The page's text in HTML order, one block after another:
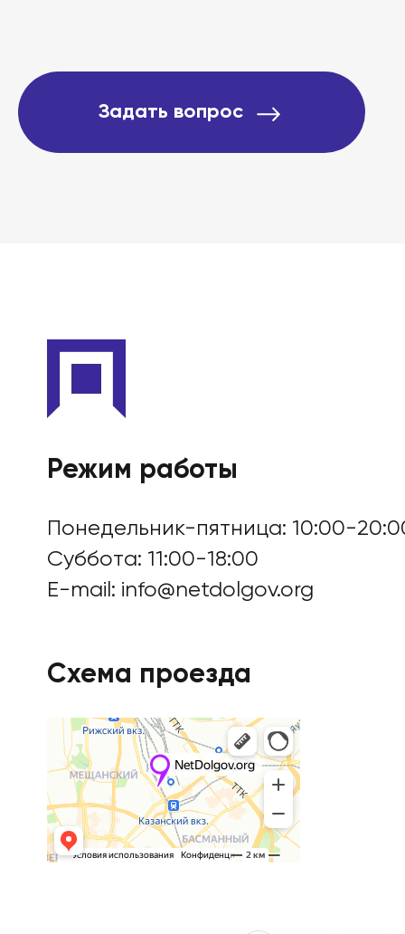
Задать вопрос
Режим работы
Понедельник-пятница: 10:00-
Суббота: 11:00-18:00
E-mail: info@netdolgov.org
Схема проезда